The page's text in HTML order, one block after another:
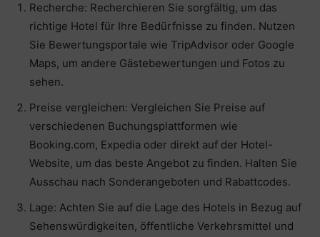
Recherche: Recherchieren Sie sorgfältig, um das
richtige Hotel für Ihre Bedürfnisse zu finden. Nutzen
Sie Bewertungsportale wie TripAdvisor oder Google
Maps, um andere Gästebewertungen und Fotos zu
sehen.
Preise vergleichen: Vergleichen Sie Preise auf
verschiedenen Buchungsplattformen wie
Booking.com, Expedia oder direkt auf der Hotel-
Website, um das beste Angebot zu finden. Halten Sie
Ausschau nach Sonderangeboten und Rabattcodes.
Lage: Achten Sie auf die Lage des Hotels in Bezug auf
Sehenswürdigkeiten, öffentliche Verkehrsmittel und